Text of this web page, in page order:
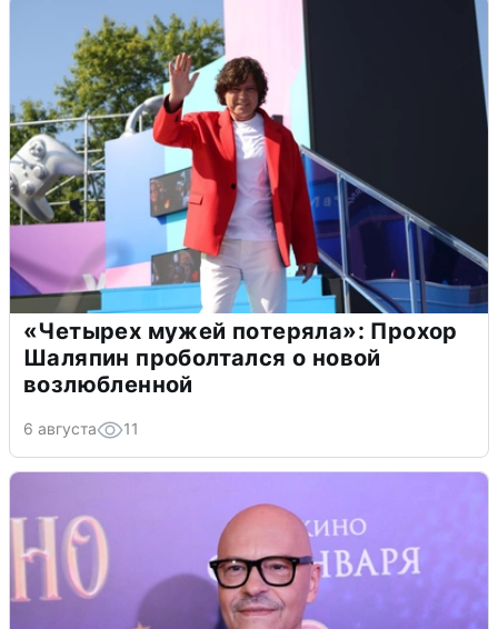
«Четырех мужей потеряла»: Прохор
Шаляпин проболтался о новой
возлюбленной
6 августа 11